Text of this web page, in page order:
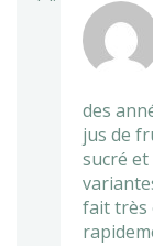
des
jus de
sucré
fait très